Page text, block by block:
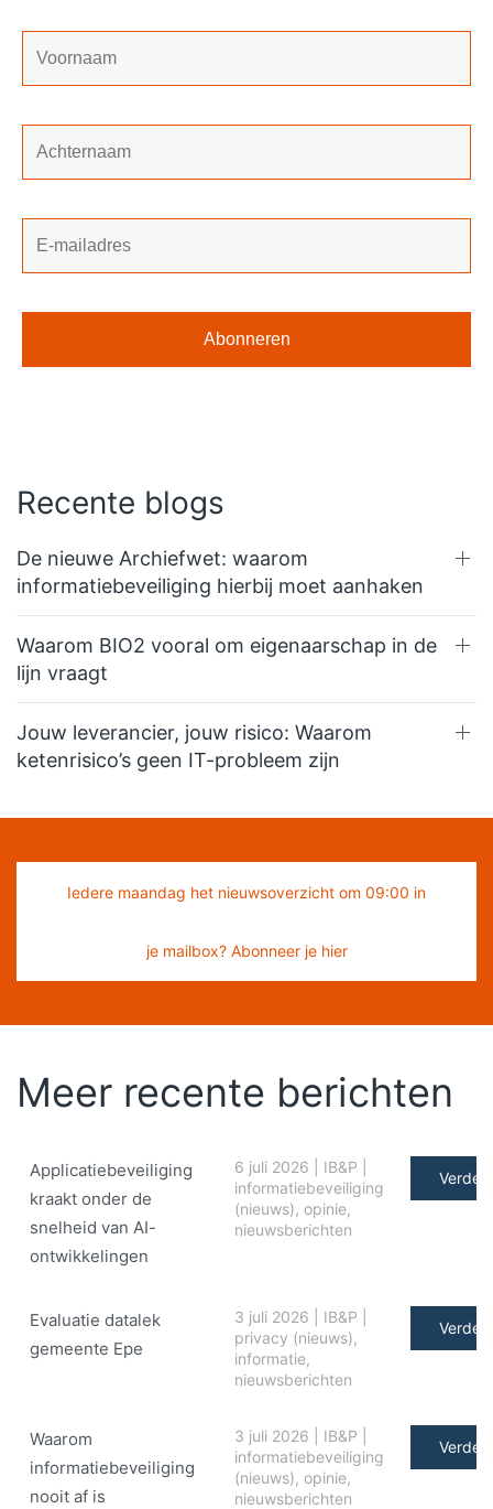
Recente blogs
De nieuwe Archiefwet: waarom
informatiebeveiliging hierbij moet aanhaken
Waarom BIO2 vooral om eigenaarschap in de
lijn vraagt
Jouw leverancier, jouw risico: Waarom
ketenrisico’s geen IT-probleem zijn
Iedere maandag het nieuwsoverzicht om 09:00 in
je mailbox? Abonneer je hier
Meer recente berichten
Applicatiebeveiliging
kraakt onder de
snelheid van AI-
ontwikkelingen
6 juli 2026 IB&P
informatiebeveiliging
(nieuws), opinie,
nieuwsberichten
Verder
Evaluatie datalek
gemeente Epe
3 juli 2026 IB&P
privacy (nieuws),
informatie,
nieuwsberichten
Verder
Waarom
informatiebeveiliging
nooit af is
3 juli 2026 IB&P
informatiebeveiliging
(nieuws), opinie,
nieuwsberichten
Verder